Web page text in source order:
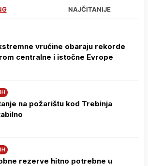
NAJČITANIJE
vrućine obaraju rekorde
centralne i istočne Evrope
na požarištu kod Trebinja
rezerve hitno potrebne u